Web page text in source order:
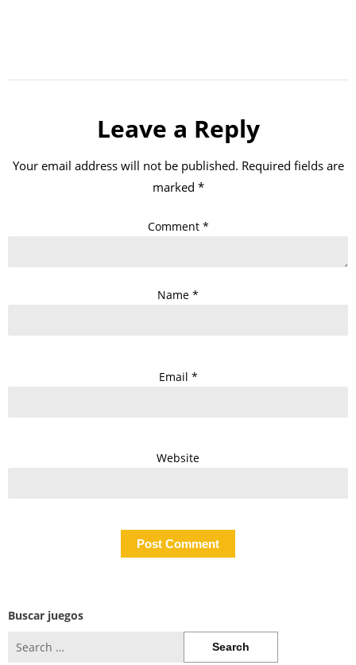
Leave a Reply
Your email address will not be published. Required fields are
marked *
Comment *
Name *
Email *
Website
Buscar juegos
for: